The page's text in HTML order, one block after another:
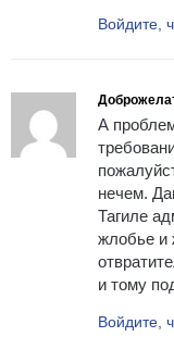
Войдите,
А
нечем.
Тагиле
жлобье и
и тому
Войдите,